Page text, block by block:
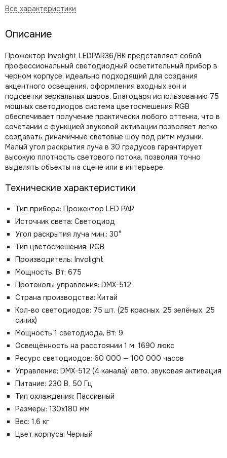
Описание
Прожектор Involight LEDPAR36/BK представляет собой
профессиональный светодиодный осветительный прибор в
черном корпусе, идеально подходящий для создания
акцентного освещения, оформления входных зон и
подсветки зеркальных шаров. Благодаря использованию 75
мощных светодиодов система цветосмешения RGB
обеспечивает получение практически любого оттенка, что в
сочетании с функцией звуковой активации позволяет легко
создавать динамичные световые шоу под ритм музыки.
Малый угол раскрытия луча в 30 градусов гарантирует
высокую плотность светового потока, позволяя точно
выделять объекты на сцене или в интерьере.
Технические характеристики
Тип прибора: Прожектор LED PAR
Источник света: Светодиод
Угол раскрытия луча мин.: 30°
Тип цветосмешения: RGB
Производитель: Involight
Мощность, Вт: 675
Протоколы управления: DMX-512
Страна производства: Китай
Кол-во светодиодов: 75 шт. (25 красных, 25 зелёных, 25
синих)
Мощность 1 светодиода, Вт: 9
Освещённость на расстоянии 1 м: 1690 люкс
Ресурс светодиодов: 60 000 — 100 000 часов
Управление: DMX-512 (4 канала), авто, звуковая активация
Питание: 230 В, 50 Гц
Тип охлаждения: Пассивный
Размеры: 130х180 мм
Вес: 1,6 кг
Цвет корпуса: Черный